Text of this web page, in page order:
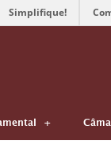
Simplifique!